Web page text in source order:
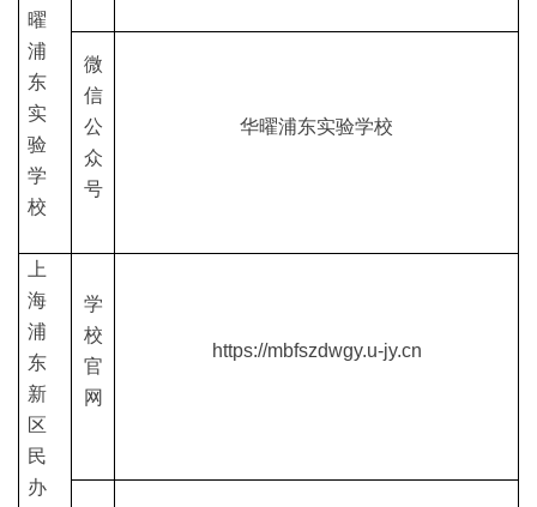
曜
浦
东
实
验
学
校
微
信
公
众
号
华曜浦东实验学校
上
海
浦
东
新
区
民
办
学
校
官
网
https://mbfszdwgy.u-jy.cn